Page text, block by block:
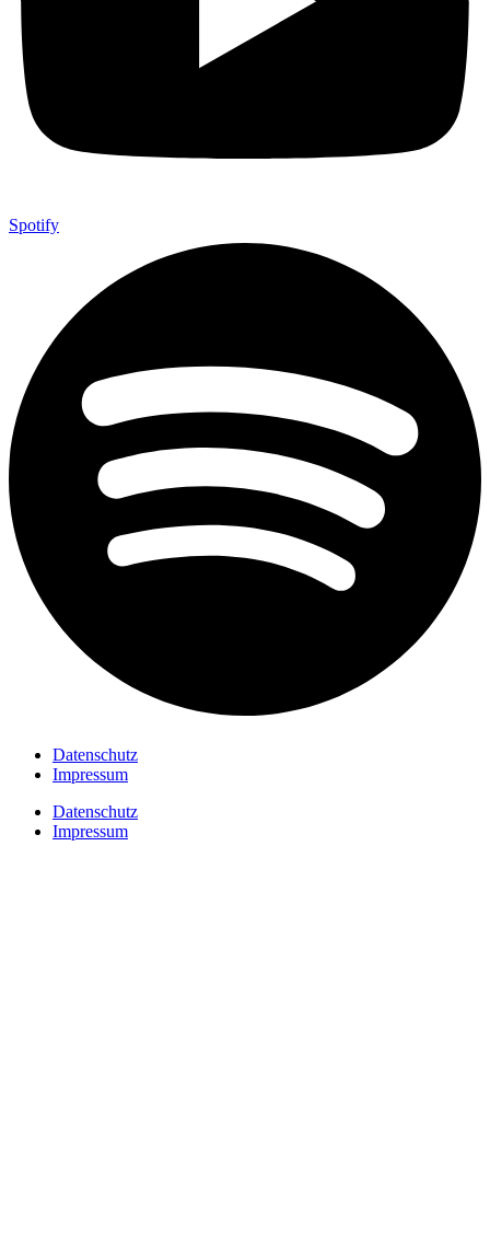
Spotify
Datenschutz
Impressum
Datenschutz
Impressum